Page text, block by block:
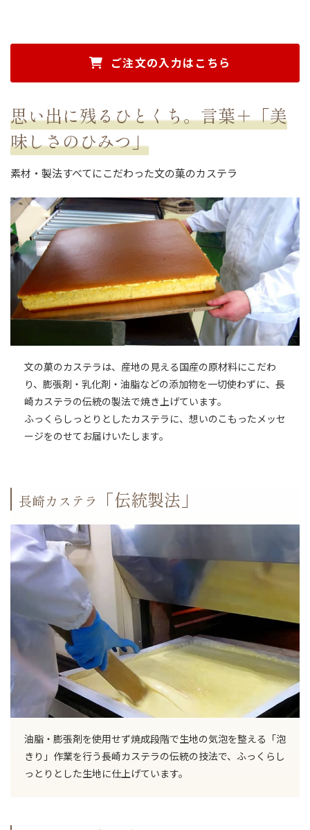
ご注文の入力はこちら
思い出に残るひとくち。言葉＋「美
味しさのひみつ」
素材・製法すべてにこだわった文の菓のカステラ
文の菓のカステラは、産地の見える国産の原材料にこだわ
り、膨張剤・乳化剤・油脂などの添加物を一切使わずに、長
崎カステラの伝統の製法で焼き上げています。
ふっくらしっとりとしたカステラに、想いのこもったメッセ
ージをのせてお届けいたします。
長崎カステラ 「伝統製法」
油脂・膨張剤を使用せず焼成段階で生地の気泡を整える「泡
きり」作業を行う長崎カステラの伝統の技法で、ふっくらし
っとりとした生地に仕上げています。